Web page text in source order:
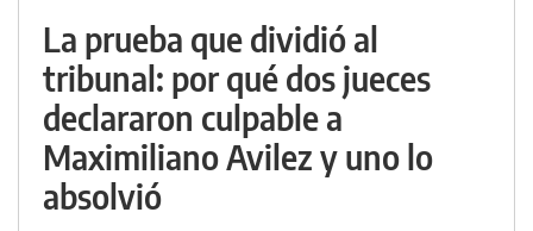
La prueba que dividió al
tribunal: por qué dos jueces
declararon culpable a
Maximiliano Avilez y uno lo
absolvió